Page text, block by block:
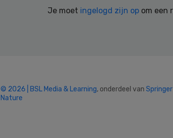
Je moet ingelogd zijn op om een
© 2026 | BSL Media & Learning, onderdeel van Springer
Nature